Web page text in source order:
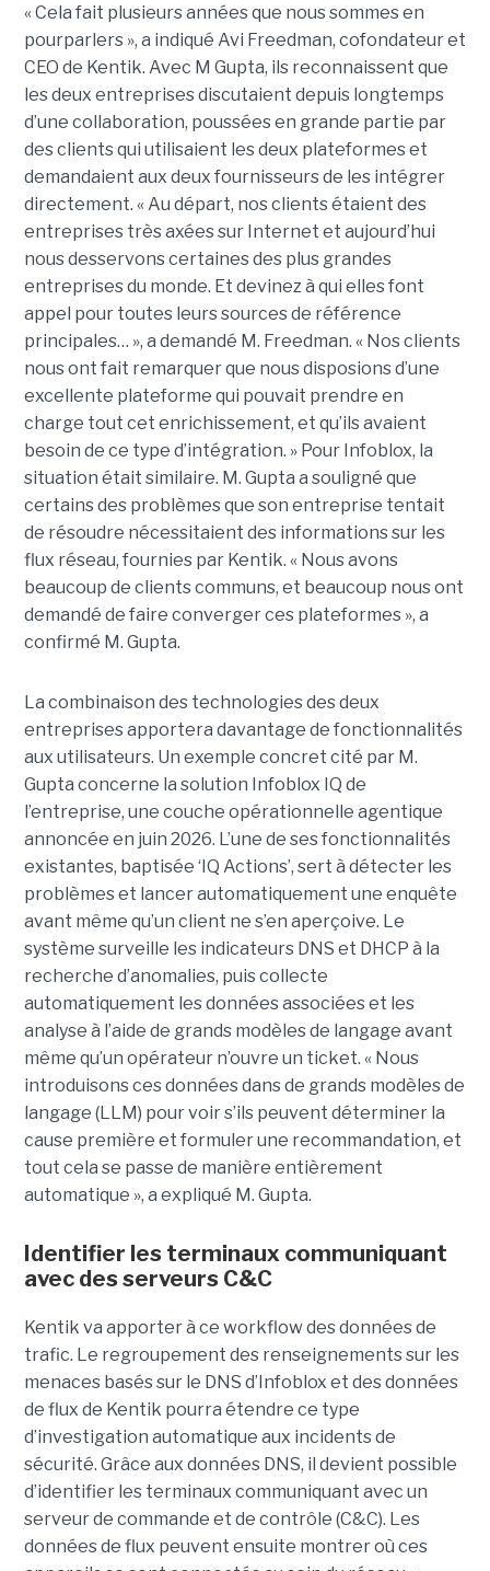
« Cela fait plusieurs années que nous sommes en
pourparlers », a indiqué Avi Freedman, cofondateur et
CEO de Kentik. Avec M Gupta, ils reconnaissent que
les deux entreprises discutaient depuis longtemps
d’une collaboration, poussées en grande partie par
des clients qui utilisaient les deux plateformes et
demandaient aux deux fournisseurs de les intégrer
directement. « Au départ, nos clients étaient des
entreprises très axées sur Internet et aujourd’hui
nous desservons certaines des plus grandes
entreprises du monde. Et devinez à qui elles font
appel pour toutes leurs sources de référence
principales… », a demandé M. Freedman. « Nos clients
nous ont fait remarquer que nous disposions d’une
excellente plateforme qui pouvait prendre en
charge tout cet enrichissement, et qu’ils avaient
besoin de ce type d’intégration. » Pour Infoblox, la
situation était similaire. M. Gupta a souligné que
certains des problèmes que son entreprise tentait
de résoudre nécessitaient des informations sur les
flux réseau, fournies par Kentik. « Nous avons
beaucoup de clients communs, et beaucoup nous ont
demandé de faire converger ces plateformes », a
confirmé M. Gupta.
La combinaison des technologies des deux
entreprises apportera davantage de fonctionnalités
aux utilisateurs. Un exemple concret cité par M.
Gupta concerne la solution Infoblox IQ de
l’entreprise, une couche opérationnelle agentique
annoncée en juin 2026. L’une de ses fonctionnalités
existantes, baptisée ‘IQ Actions’, sert à détecter les
problèmes et lancer automatiquement une enquête
avant même qu’un client ne s’en aperçoive. Le
système surveille les indicateurs DNS et DHCP à la
recherche d’anomalies, puis collecte
automatiquement les données associées et les
analyse à l’aide de grands modèles de langage avant
même qu’un opérateur n’ouvre un ticket. « Nous
introduisons ces données dans de grands modèles de
langage (LLM) pour voir s’ils peuvent déterminer la
cause première et formuler une recommandation, et
tout cela se passe de manière entièrement
automatique », a expliqué M. Gupta.
Identifier les terminaux communiquant
avec des serveurs C&C
Kentik va apporter à ce workflow des données de
trafic. Le regroupement des renseignements sur les
menaces basés sur le DNS d’Infoblox et des données
de flux de Kentik pourra étendre ce type
d’investigation automatique aux incidents de
sécurité. Grâce aux données DNS, il devient possible
d’identifier les terminaux communiquant avec un
serveur de commande et de contrôle (C&C). Les
données de flux peuvent ensuite montrer où ces